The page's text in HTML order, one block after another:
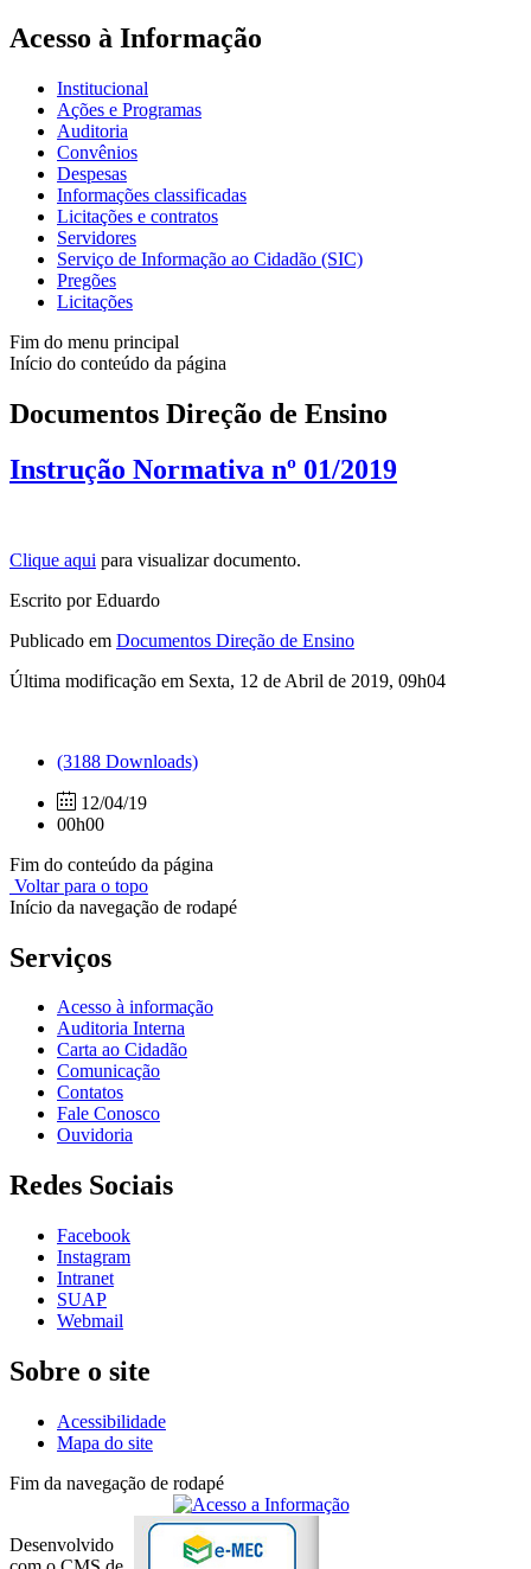
Acesso à Informação
Institucional
Ações e Programas
Auditoria
Convênios
Despesas
Informações classificadas
Licitações e contratos
Servidores
Serviço de Informação ao Cidadão (SIC)
Pregões
Licitações
Fim do menu principal
Início do conteúdo da página
Documentos Direção de Ensino
Instrução Normativa nº 01/2019
Clique aqui para visualizar documento.
Escrito por Eduardo
Publicado em Documentos Direção de Ensino
Última modificação em Sexta, 12 de Abril de 2019, 09h04
(3188 Downloads)
12/04/19
00h00
Fim do conteúdo da página
Voltar para o topo
Início da navegação de rodapé
Serviços
Acesso à informação
Auditoria Interna
Carta ao Cidadão
Comunicação
Contatos
Fale Conosco
Ouvidoria
Redes Sociais
Facebook
Instagram
Intranet
SUAP
Webmail
Sobre o site
Acessibilidade
Mapa do site
Fim da navegação de rodapé
Desenvolvido